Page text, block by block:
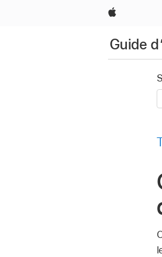
Apple
Guide